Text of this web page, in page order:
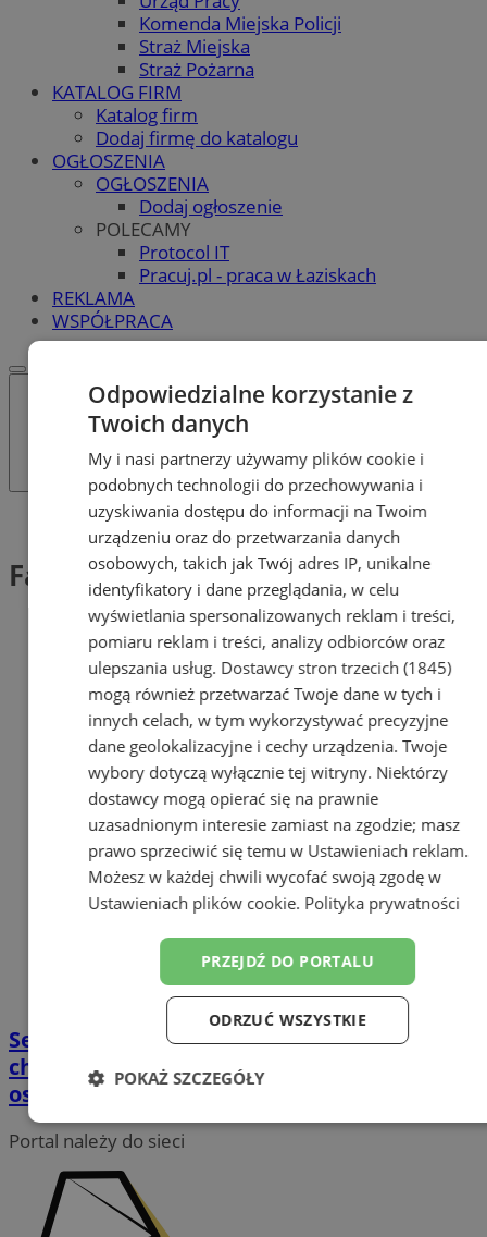
Komenda Miejska Policji
Straż Miejska
Straż Pożarna
KATALOG FIRM
Katalog firm
Dodaj firmę do katalogu
OGŁOSZENIA
OGŁOSZENIA
Dodaj ogłoszenie
POLECAMY
Protocol IT
Pracuj.pl - praca w Łaziskach
REKLAMA
WSPÓŁPRACA
Tag: Fake news
Fake news (1)
Seniorzy ofiarami dezinformacji. Jak
chronić ich przed fake newsami i
oszustwami?
Portal należy do sieci
Odpowiedzialne korzystanie z
Twoich danych
My i nasi partnerzy używamy plików cookie i
podobnych technologii do przechowywania i
uzyskiwania dostępu do informacji na Twoim
urządzeniu oraz do przetwarzania danych
osobowych, takich jak Twój adres IP, unikalne
identyfikatory i dane przeglądania, w celu
wyświetlania spersonalizowanych reklam i treści,
pomiaru reklam i treści, analizy odbiorców oraz
ulepszania usług. Dostawcy stron trzecich (1845)
mogą również przetwarzać Twoje dane w tych i
innych celach, w tym wykorzystywać precyzyjne
dane geolokalizacyjne i cechy urządzenia. Twoje
wybory dotyczą wyłącznie tej witryny. Niektórzy
dostawcy mogą opierać się na prawnie
uzasadnionym interesie zamiast na zgodzie; masz
prawo sprzeciwić się temu w Ustawieniach reklam.
Możesz w każdej chwili wycofać swoją zgodę w
Ustawieniach plików cookie. Polityka prywatności
PRZEJDŹ DO PORTALU
ODRZUĆ WSZYSTKIE
POKAŻ SZCZEGÓŁY
Niezbędne Wydajność Targetowanie
Funkcjonalność